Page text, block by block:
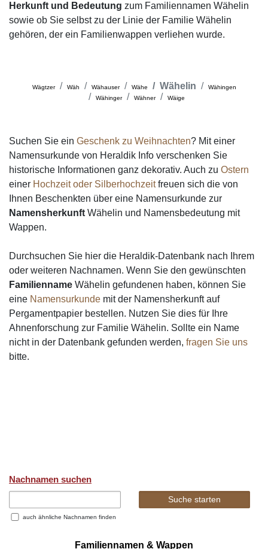
Herkunft und Bedeutung zum Familiennamen Wähelin
sowie ob Sie selbst zu der Linie der Familie Wähelin
gehören, der ein Familienwappen verliehen wurde.
Wägtzer Wäh Wähauser Wähe Wähelin
Wähingen
Wähinger
Wähner Wäige
Suchen Sie ein Geschenk zu Weihnachten? Mit einer
Namensurkunde von Heraldik Info verschenken Sie
historische Informationen ganz dekorativ. Auch zu Ostern
einer Hochzeit oder Silberhochzeitfreuen sich die von
Ihnen Beschenkten über eine Namensurkunde zur
Namensherkunft Wähelin und Namensbedeutung mit
Wappen.
Durchsuchen Sie hier die Heraldik-Datenbank nach Ihrem
oder weiteren Nachnamen. Wenn Sie den gewünschten
Familienname Wähelin gefundenen haben, können Sie
eine Namensurkunde mit der Namensherkunft auf
Pergamentpapier bestellen. Nutzen Sie dies für Ihre
Ahnenforschung zur Familie Wähelin. Sollte ein Name
nicht in der Datenbank gefunden werden, fragen Sie uns
bitte.
Nachnamen suchen
auch ähnliche Nachnamen finden
Familiennamen & Wappen